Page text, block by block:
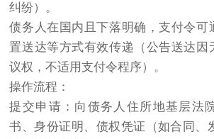
纠纷）。
债务人在国内且下落明确，支付令可
置送达等方式有效传递（公告送达因
议权，不适用支付令程序）。
操作流程：
提交申请：向债务人住所地基层法
书、身份证明、债权凭证（如合同、